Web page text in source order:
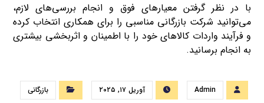
با در نظر گرفتن معیارهای فوق و انجام بررسی‌های لازم،
می‌توانید شرکت بازرگانی مناسبی را برای همکاری انتخاب کرده
و فرآیند واردات کالاهای خود را با اطمینان و اثربخشی بیشتری
به انجام برسانید.
Admin آوریل ۱۷, ۲۰۲۵ بازرگانی